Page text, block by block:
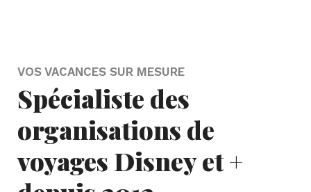
VOS VACANCES SUR MESURE
Spécialiste des
organisations de
voyages Disney et +